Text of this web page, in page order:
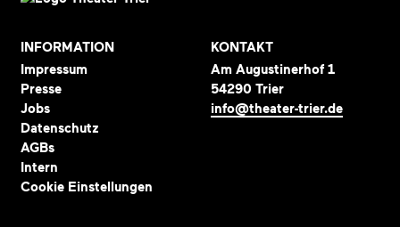
INFORMATION
Impressum
Presse
Jobs
Datenschutz
AGBs
Intern
Cookie Einstellungen
KONTAKT
Am Augustinerhof 1
54290 Trier
info@theater-trier.de